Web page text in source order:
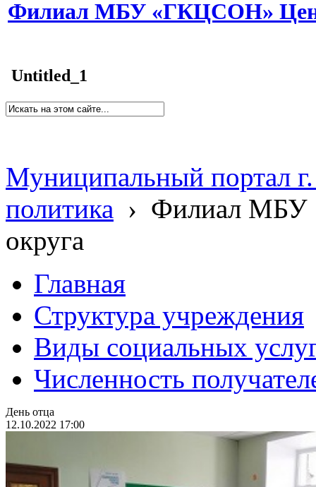
Филиал МБУ «ГКЦСОН»
Untitled_1
Муниципальный портал
политика › Филиал МБУ
округа
Главная
Структура учреждения
Виды социальных
Численность
День отца
12.10.2022 17:00